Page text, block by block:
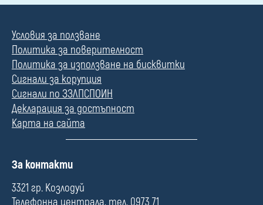
Условия за ползване
Политика за поверителност
Политика за използване на бисквитки
Сигнали за корупция
Сигнали по ЗЗЛПСПОИН
Декларация за достъпност
Карта на сайта
П
л
е
За контакти
3321 гр. Козлодуй